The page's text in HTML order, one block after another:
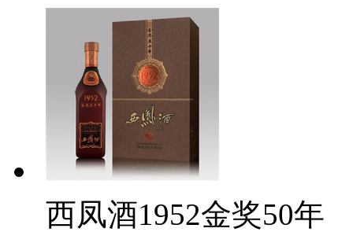
西凤酒1952金奖50年